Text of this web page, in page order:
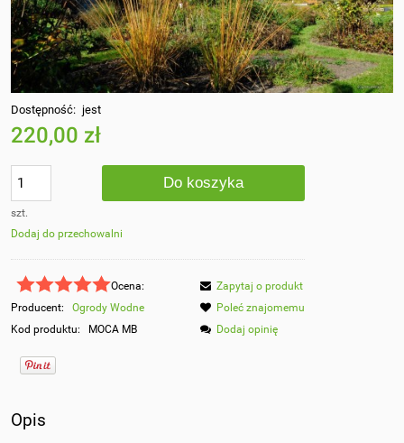
Dostępność: jest
220,00 zł
szt.
Do koszyka
Dodaj do przechowalni
Ocena:
Producent:
Ogrody Wodne
Kod produktu:
MOCA MB
Zapytaj o produkt
Poleć znajomemu
Dodaj opinię
Opis